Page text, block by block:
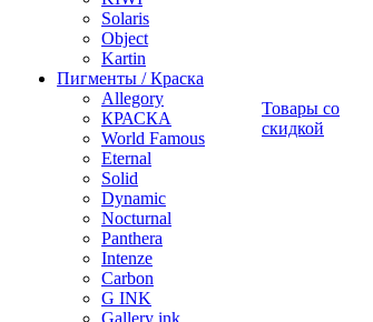
Solaris
Object
Kartin
Пигменты / Краска
Allegory
КРАСКА
World Famous
Eternal
Solid
Dynamic
Nocturnal
Panthera
Intenze
Carbon
G INK
Gallery ink
Товары со
скидкой